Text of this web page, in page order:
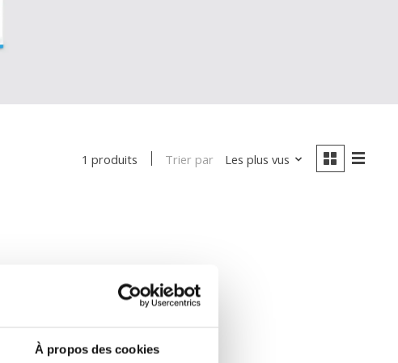
À propos des cookies
1 produits Trier par Les plus vus